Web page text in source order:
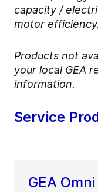
capacity /
motor efficiency.
Products not
your local GEA
information.
Service
GEA Omni